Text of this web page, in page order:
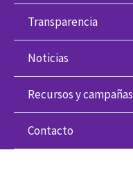
Transparencia
Noticias
Recursos y campañas
Contacto